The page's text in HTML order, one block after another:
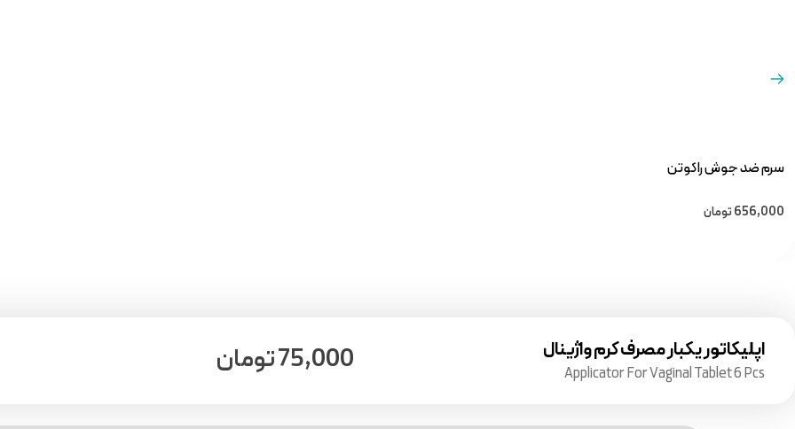
سرم ضد جوش راکوتن
656,000تومان
75,000تومان اپلیکاتور یکبار مصرف کرم واژینال
Applicator For Vaginal Tablet 6 Pcs